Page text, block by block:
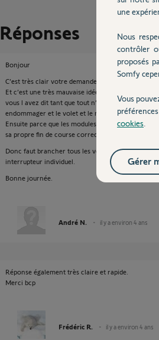
Réponses
Bonjour
C’est très clair votre demande.
Et c’est une très mauvaise idée en effet d avoir
vous l avez dit tant que tout n’est pas ouvert les
endommager et le volet et le moteur.
Ensuite parce que les modules Izymo ne
sa propre fin de course correctement régler pour
Donc faut brancher tous les volets un par un en
interrupteur individuel.
Bonne journée.
André N. il y a environ 4 ans
Réponse également très claire et rapide.
Merci bcp
Frédéric R. il y a environ 4 ans
une
Nous
contrôler
proposés
Somfy
Vous
cookies
Gérer